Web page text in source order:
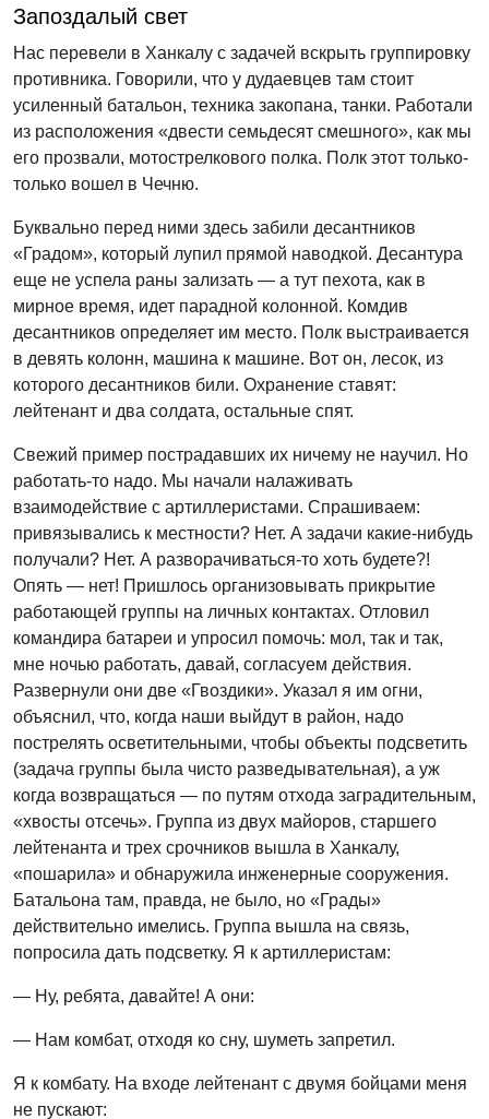
Запоздалый свет
Нас перевели в Ханкалу с задачей вскрыть группировку
противника. Говорили, что у дудаевцев там стоит
усиленный батальон, техника закопана, танки. Работали
из расположения «двести семьдесят смешного», как мы
его прозвали, мотострелкового полка. Полк этот только-
только вошел в Чечню.
Буквально перед ними здесь забили десантников
«Градом», который лупил прямой наводкой. Десантура
еще не успела раны зализать — а тут пехота, как в
мирное время, идет парадной колонной. Комдив
десантников определяет им место. Полк выстраивается
в девять колонн, машина к машине. Вот он, лесок, из
которого десантников били. Охранение ставят:
лейтенант и два солдата, остальные спят.
Свежий пример пострадавших их ничему не научил. Но
работать-то надо. Мы начали налаживать
взаимодействие с артиллеристами. Спрашиваем:
привязывались к местности? Нет. А задачи какие-нибудь
получали? Нет. А разворачиваться-то хоть будете?!
Опять — нет! Пришлось организовывать прикрытие
работающей группы на личных контактах. Отловил
командира батареи и упросил помочь: мол, так и так,
мне ночью работать, давай, согласуем действия.
Развернули они две «Гвоздики». Указал я им огни,
объяснил, что, когда наши выйдут в район, надо
пострелять осветительными, чтобы объекты подсветить
(задача группы была чисто разведывательная), а уж
когда возвращаться — по путям отхода заградительным,
«хвосты отсечь». Группа из двух майоров, старшего
лейтенанта и трех срочников вышла в Ханкалу,
«пошарила» и обнаружила инженерные сооружения.
Батальона там, правда, не было, но «Грады»
действительно имелись. Группа вышла на связь,
попросила дать подсветку. Я к артиллеристам:
— Ну, ребята, давайте! А они:
— Нам комбат, отходя ко сну, шуметь запретил.
Я к комбату. На входе лейтенант с двумя бойцами меня
не пускают: